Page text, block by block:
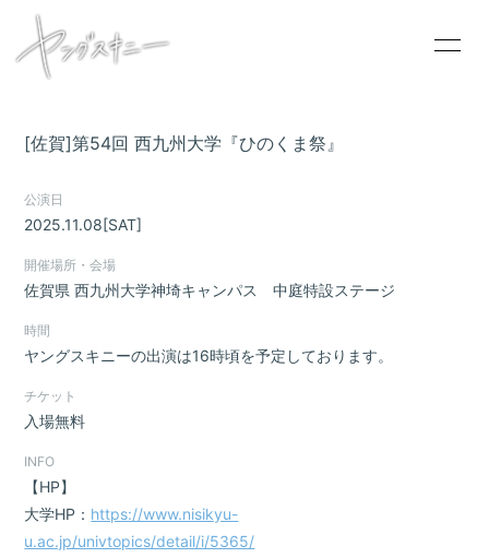
VIDEO
[佐賀]第54回 西九州大学『ひのくま祭』
公演日
2025.11.08[SAT]
開催場所・会場
佐賀県西九州大学神埼キャンパス 中庭特設ステージ
時間
ヤングスキニーの出演は16時頃を予定しております。
チケット
入場無料
INFO
【HP】
大学HP： https://www.nisikyu-
u.ac.jp/univtopics/detail/i/5365/